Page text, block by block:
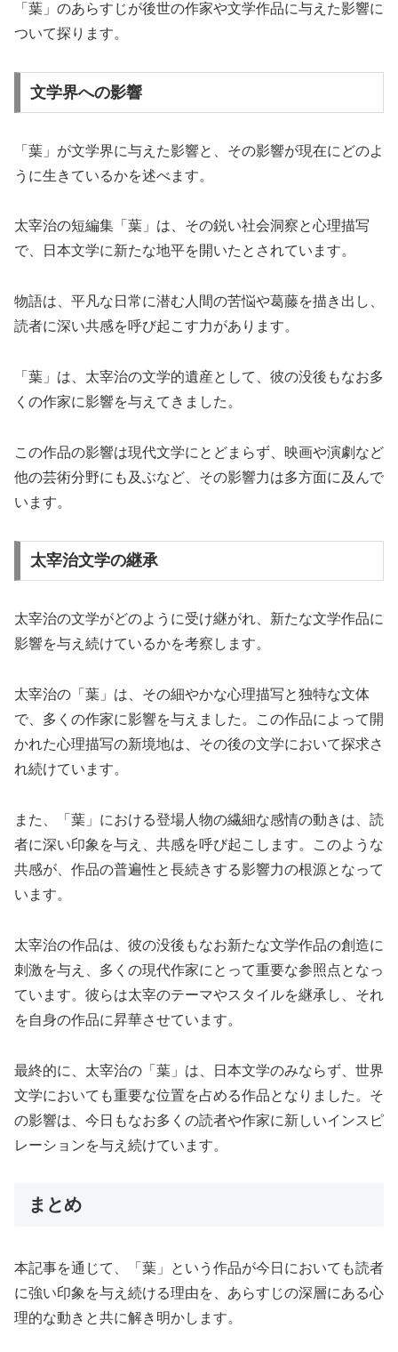
「葉」のあらすじが後世の作家や文学作品に与えた影響に
ついて探ります。
文学界への影響
「葉」が文学界に与えた影響と、その影響が現在にどのよ
うに生きているかを述べます。
太宰治の短編集「葉」は、その鋭い社会洞察と心理描写
で、日本文学に新たな地平を開いたとされています。
物語は、平凡な日常に潜む人間の苦悩や葛藤を描き出し、
読者に深い共感を呼び起こす力があります。
「葉」は、太宰治の文学的遺産として、彼の没後もなお多
くの作家に影響を与えてきました。
この作品の影響は現代文学にとどまらず、映画や演劇など
他の芸術分野にも及ぶなど、その影響力は多方面に及んで
います。
太宰治文学の継承
太宰治の文学がどのように受け継がれ、新たな文学作品に
影響を与え続けているかを考察します。
太宰治の「葉」は、その細やかな心理描写と独特な文体
で、多くの作家に影響を与えました。この作品によって開
かれた心理描写の新境地は、その後の文学において探求さ
れ続けています。
また、「葉」における登場人物の繊細な感情の動きは、読
者に深い印象を与え、共感を呼び起こします。このような
共感が、作品の普遍性と長続きする影響力の根源となって
います。
太宰治の作品は、彼の没後もなお新たな文学作品の創造に
刺激を与え、多くの現代作家にとって重要な参照点となっ
ています。彼らは太宰のテーマやスタイルを継承し、それ
を自身の作品に昇華させています。
最終的に、太宰治の「葉」は、日本文学のみならず、世界
文学においても重要な位置を占める作品となりました。そ
の影響は、今日もなお多くの読者や作家に新しいインスピ
レーションを与え続けています。
まとめ
本記事を通じて、「葉」という作品が今日においても読者
に強い印象を与え続ける理由を、あらすじの深層にある心
理的な動きと共に解き明かします。